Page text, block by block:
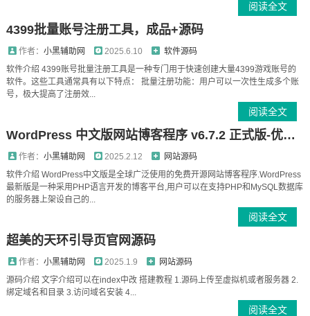
阅读全文
4399批量账号注册工具，成品+源码
作者： 小黑辅助网 2025.6.10
软件源码
软件介绍 4399账号批量注册工具是一种专门用于快速创建大量4399游戏账号的
软件。这些工具通常具有以下特点： 批量注册功能：用户可以一次性生成多个账
号，极大提高了注册效...
阅读全文
WordPress 中文版网站博客程序 v6.7.2 正式版-优化教程
作者： 小黑辅助网 2025.2.12
网站源码
软件介绍 WordPress中文版是全球广泛使用的免费开源网站博客程序.WordPress
最新版是一种采用PHP语言开发的博客平台,用户可以在支持PHP和MySQL数据库
的服务器上架设自己的...
阅读全文
超美的天环引导页官网源码
作者： 小黑辅助网 2025.1.9
网站源码
源码介绍 文字介绍可以在index中改 搭建教程 1.源码上传至虚拟机或者服务器 2.
绑定域名和目录 3.访问域名安装 4...
阅读全文